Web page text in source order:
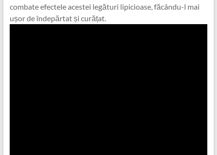
combate efectele acestei legături lipicioase, făcându-l mai
ușor de îndepărtat și curățat.